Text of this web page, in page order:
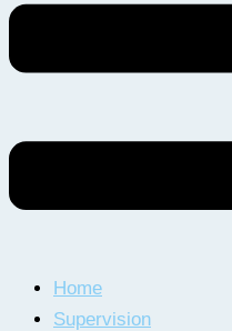
Home
Supervision